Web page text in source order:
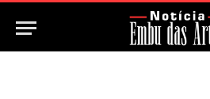
24 de Agosto, 2024 Updated: 24 de